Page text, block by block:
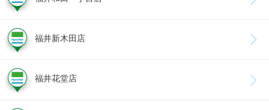
福井新木田店
福井花堂店